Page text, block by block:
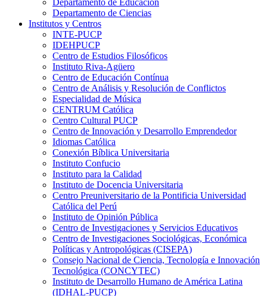
Departamento de Educación
Departamento de Ciencias
Institutos y Centros
INTE-PUCP
IDEHPUCP
Centro de Estudios Filosóficos
Instituto Riva-Agüero
Centro de Educación Contínua
Centro de Análisis y Resolución de Conflictos
Especialidad de Música
CENTRUM Católica
Centro Cultural PUCP
Centro de Innovación y Desarrollo Emprendedor
Idiomas Católica
Conexión Bíblica Universitaria
Instituto Confucio
Instituto para la Calidad
Instituto de Docencia Universitaria
Centro Preuniversitario de la Pontificia Universidad
Católica del Perú
Instituto de Opinión Pública
Centro de Investigaciones y Servicios Educativos
Centro de Investigaciones Sociológicas, Económica
Políticas y Antropológicas (CISEPA)
Consejo Nacional de Ciencia, Tecnología e Innovación
Tecnológica (CONCYTEC)
Instituto de Desarrollo Humano de América Latina
(IDHAL-PUCP)